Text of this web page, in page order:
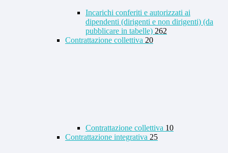
Incarichi conferiti e autorizzati ai
dipendenti (dirigenti e non dirigenti) (da
pubblicare in tabelle) 262
Contrattazione collettiva 20
Contrattazione collettiva 10
Contrattazione integrativa 25